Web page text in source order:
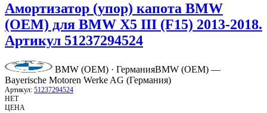
Амортизатор (упор) капота BMW
(OEM) для BMW X5 III (F15) 2013-2018.
Артикул 51237294524
BMW (OEM) · ГерманияBMW (OEM) —
Bayerische Motoren Werke AG (Германия)
Артикул: 51237294524
НЕТ
ЦЕНА